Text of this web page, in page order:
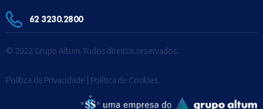
62 3230.2800
© 2022 Grupo Altum. Todos direitos reservados.
Política de Privacidade | Política de Cookies.